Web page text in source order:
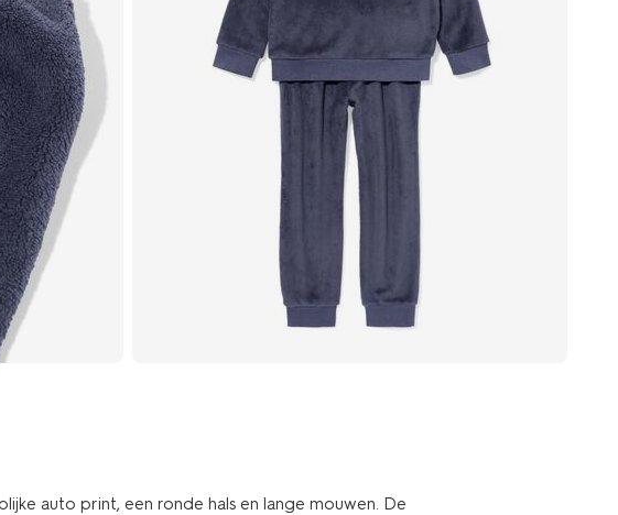
auto print, een ronde hals en lange mouwen. De